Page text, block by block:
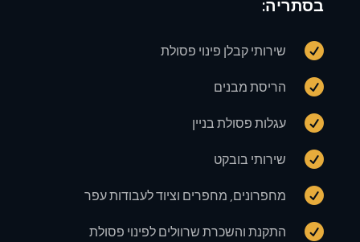
בסתריה:
 שירותי קבלן פינוי פסולת
 הריסת מבנים
 עגלות פסולת בניין
 שירותי בובקט
 מחפרונים, מחפרים וציוד לעבודות עפר
 התקנת והשכרת שרוולים לפינוי פסולת